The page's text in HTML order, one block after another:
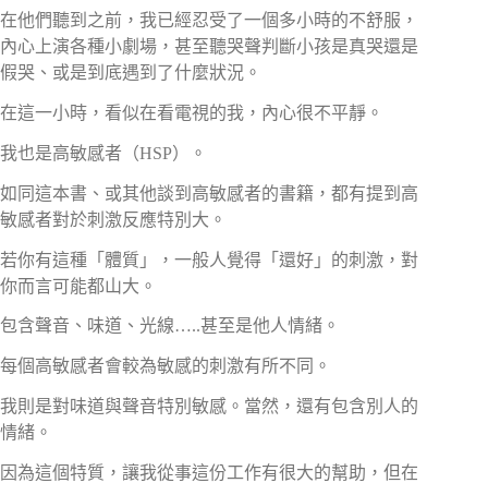
在他們聽到之前，我已經忍受了一個多小時的不舒服，
內心上演各種小劇場，甚至聽哭聲判斷小孩是真哭還是
假哭、或是到底遇到了什麼狀況。
在這一小時，看似在看電視的我，內心很不平靜。
我也是高敏感者（HSP）。
如同這本書、或其他談到高敏感者的書籍，都有提到高
敏感者對於刺激反應特別大。
若你有這種「體質」，一般人覺得「還好」的刺激，對
你而言可能都山大。
包含聲音、味道、光線…..甚至是他人情緒。
每個高敏感者會較為敏感的刺激有所不同。
我則是對味道與聲音特別敏感。當然，還有包含別人的
情緒。
因為這個特質，讓我從事這份工作有很大的幫助，但在